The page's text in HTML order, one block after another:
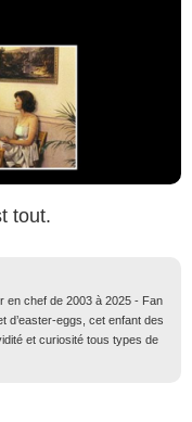
tout.
en chef de 2003 à 2025 - Fan
d’easter-eggs, cet enfant des
et curiosité tous types de